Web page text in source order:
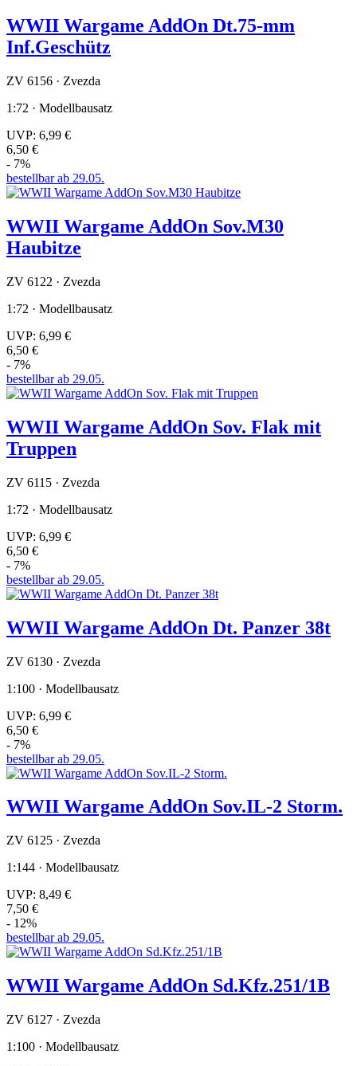
WWII Wargame AddOn Dt.75-mm
Inf.Geschütz
ZV 6156 · Zvezda
1:72 · Modellbausatz
UVP: 6,99 €
6,50 €
- 7%
bestellbar ab 29.05.
WWII Wargame AddOn Sov.M30
Haubitze
ZV 6122 · Zvezda
1:72 · Modellbausatz
UVP: 6,99 €
6,50 €
- 7%
bestellbar ab 29.05.
WWII Wargame AddOn Sov. Flak mit
Truppen
ZV 6115 · Zvezda
1:72 · Modellbausatz
UVP: 6,99 €
6,50 €
- 7%
bestellbar ab 29.05.
WWII Wargame AddOn Dt. Panzer 38t
ZV 6130 · Zvezda
1:100 · Modellbausatz
UVP: 6,99 €
6,50 €
- 7%
bestellbar ab 29.05.
WWII Wargame AddOn Sov.IL-2 Storm.
ZV 6125 · Zvezda
1:144 · Modellbausatz
UVP: 8,49 €
7,50 €
- 12%
bestellbar ab 29.05.
WWII Wargame AddOn Sd.Kfz.251/1B
ZV 6127 · Zvezda
1:100 · Modellbausatz